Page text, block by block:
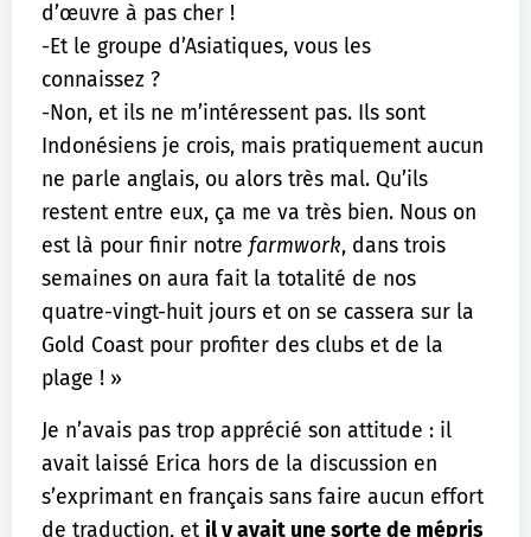
d’œuvre à pas cher !
-Et le groupe d’Asiatiques, vous les
connaissez ?
-Non, et ils ne m’intéressent pas. Ils sont
Indonésiens je crois, mais pratiquement aucun
ne parle anglais, ou alors très mal. Qu’ils
restent entre eux, ça me va très bien. Nous on
est là pour finir notre farmwork, dans trois
semaines on aura fait la totalité de nos
quatre-vingt-huit jours et on se cassera sur la
Gold Coast pour profiter des clubs et de la
plage ! »
Je n’avais pas trop apprécié son attitude : il
avait laissé Erica hors de la discussion en
s’exprimant en français sans faire aucun effort
de traduction, et il y avait une sorte de mépris